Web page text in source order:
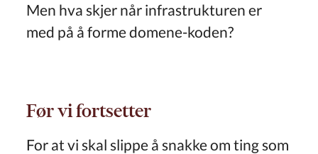
Men hva skjer når infrastrukturen er
med på å forme domene-koden?
Før vi fortsetter
For at vi skal slippe å snakke om ting som